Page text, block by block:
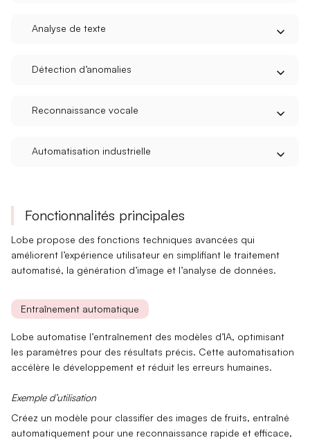
Analyse de texte
Détection d’anomalies
Reconnaissance vocale
Automatisation industrielle
Fonctionnalités principales
Lobe propose desfonctions techniques avancées qui
améliorent l’expérience utilisateur en simplifiant letraitement
automatisé, la génération d’image et l’analyse de données.
Entraînement automatique
Lobe automatise l’entraînement des modèles d’IA, optimisant
les paramètres pour des résultats précis. Cette automatisation
accélère le développement et réduit les erreurs humaines.
Exemple d’utilisation
Créez un modèle pour classifier des images de fruits, entraîné
automatiquement pour une reconnaissance rapide et efficace,